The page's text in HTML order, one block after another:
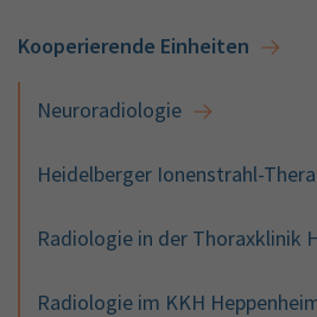
Kooperierende Einheiten
Neuroradiologie
Heidelberger Ionenstrahl-
Radiologie in der Thoraxklinik
Radiologie im KKH